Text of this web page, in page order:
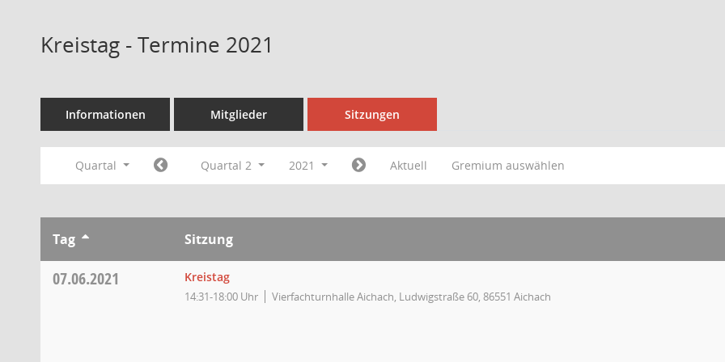
Kreistag - Termine 2021
Informationen Mitglieder Sitzungen
Quartal Quartal 2 2021 Aktuell Gremium auswählen
Tag Sitzung
07.06.2021 Kreistag
14:31-18:00 Uhr Vierfachturnhalle Aichach, Ludwigstraße 60, 86551 Aichach